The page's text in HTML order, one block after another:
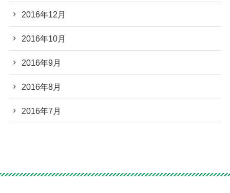
2016年12月
2016年10月
2016年9月
2016年8月
2016年7月